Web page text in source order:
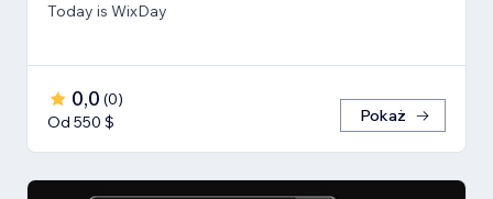
Today is WixDay
0,0 (0)
Od 550 $
Pokaż